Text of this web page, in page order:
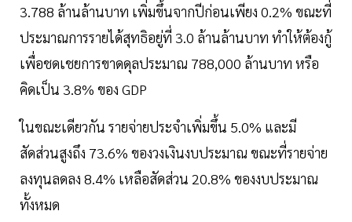
3.788 ล้านล้านบาท เพิ่มขึ้นจากปีก่อนเพียง 0.2% ขณะที่
ประมาณการรายได้สุทธิอยู่ที่ 3.0 ล้านล้านบาท ทำให้ต้องกู้
เพื่อชดเชยการขาดดุลประมาณ 788,000 ล้านบาท หรือ
คิดเป็น 3.8% ของ GDP
ในขณะเดียวกัน รายจ่ายประจำเพิ่มขึ้น 5.0% และมี
สัดส่วนสูงถึง 73.6% ของวงเงินงบประมาณ ขณะที่รายจ่าย
ลงทุนลดลง 8.4% เหลือสัดส่วน 20.8% ของงบประมาณ
ทั้งหมด